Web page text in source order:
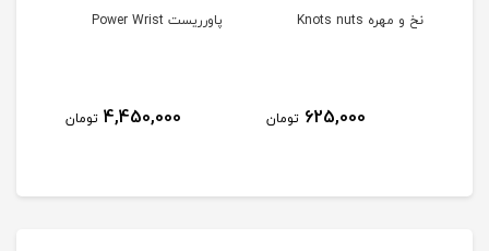
نخ و مهره Knots nuts
625,000 تومان
پاورریست Power Wrist
4,450,000 تومان